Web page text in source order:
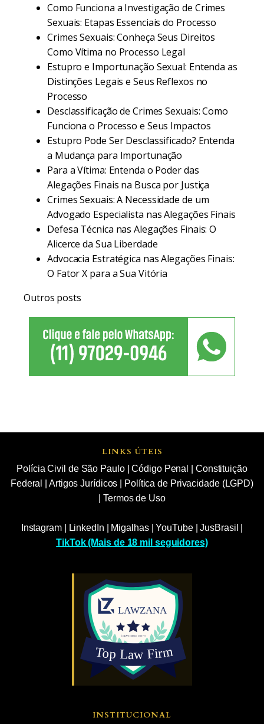
Como Funciona a Investigação de Crimes
Sexuais: Etapas Essenciais do Processo
Crimes Sexuais: Conheça Seus Direitos
Como Vítima no Processo Legal
Estupro e Importunação Sexual: Entenda as
Distinções Legais e Seus Reflexos no
Processo
Desclassificação de Crimes Sexuais: Como
Funciona o Processo e Seus Impactos
Estupro Pode Ser Desclassificado? Entenda
a Mudança para Importunação
Para a Vítima: Entenda o Poder das
Alegações Finais na Busca por Justiça
Crimes Sexuais: A Necessidade de um
Advogado Especialista nas Alegações Finais
Defesa Técnica nas Alegações Finais: O
Alicerce da Sua Liberdade
Advocacia Estratégica nas Alegações Finais:
O Fator X para a Sua Vitória
Outros posts
LINKS ÚTEIS
Polícia Civil de São Paulo|Código Penal
Constituição
Federal
Artigos Jurídicos
Política de Privacidade (LGPD)
|Termos de Uso
Instagram| LinkedIn Migalhas|YouTube|JusBrasil
TikTok (Mais de 18 mil seguidores)
INSTITUCIONAL